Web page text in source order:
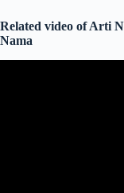
Related video of Arti
Nama